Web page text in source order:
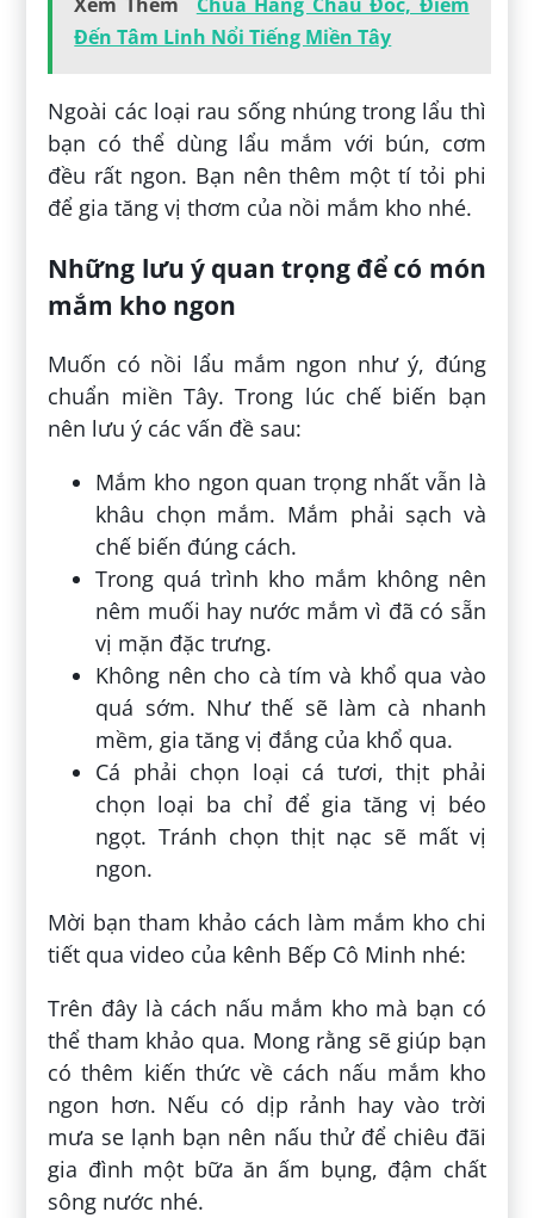
Đến Tâm Linh Nổi Tiếng Miền Tây
Ngoài các loại rau sống nhúng trong lẩu thì
bạn có thể dùng lẩu mắm với bún, cơm
đều rất ngon. Bạn nên thêm một tí tỏi phi
để gia tăng vị thơm của nồi mắm kho nhé.
Những lưu ý quan trọng để có món
mắm kho ngon
Muốn có nồi lẩu mắm ngon như ý, đúng
chuẩn miền Tây. Trong lúc chế biến bạn
nên lưu ý các vấn đề sau:
Mắm kho ngon quan trọng nhất vẫn là
khâu chọn mắm. Mắm phải sạch và
chế biến đúng cách.
Trong quá trình kho mắm không nên
nêm muối hay nước mắm vì đã có sẵn
vị mặn đặc trưng.
Không nên cho cà tím và khổ qua vào
quá sớm. Như thế sẽ làm cà nhanh
mềm, gia tăng vị đắng của khổ qua.
Cá phải chọn loại cá tươi, thịt phải
chọn loại ba chỉ để gia tăng vị béo
ngọt. Tránh chọn thịt nạc sẽ mất vị
ngon.
Mời bạn tham khảo cách làm mắm kho chi
tiết qua video của kênh Bếp Cô Minh nhé:
Trên đây là cách nấu mắm kho mà bạn có
thể tham khảo qua. Mong rằng sẽ giúp bạn
có thêm kiến thức về cách nấu mắm kho
ngon hơn. Nếu có dịp rảnh hay vào trời
mưa se lạnh bạn nên nấu thử để chiêu đãi
gia đình một bữa ăn ấm bụng, đậm chất
sông nước nhé.